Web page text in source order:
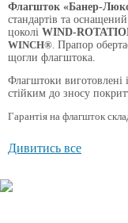
Флагшток «Банер-
стандартів та
цоколі WIND-
WINCH®. Прапор
щогли флагштока.
Флагштоки виготовлені
стійким до зносу
Гарантія на флагшток
закритих підшипниках,
золото/срібло).
проходить через цоколь
опускати та підіймати
покриття на ньому
Дивитись все